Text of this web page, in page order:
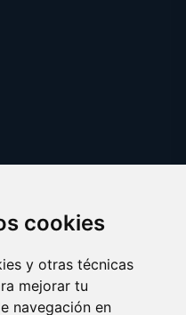
cookies
y otras técnicas
mejorar tu
navegación en
preferences